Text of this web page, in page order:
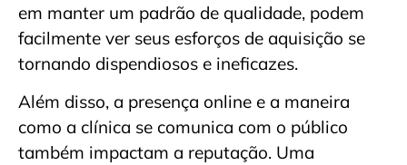
em manter um padrão de qualidade, podem
facilmente ver seus esforços de aquisição se
tornando dispendiosos e ineficazes.
Além disso, a presença online e a maneira
como a clínica se comunica com o público
também impactam a reputação. Uma